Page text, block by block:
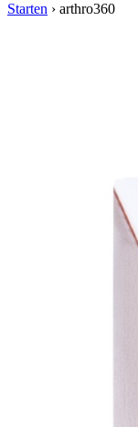
Starten › arthro360